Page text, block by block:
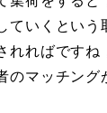
いくという
ればですね
マッチング